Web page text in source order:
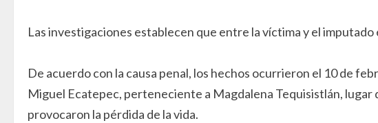
Las investigaciones establecen que entre la víctima y el
De acuerdo con la causa penal, los hechos ocurrieron el 10 de
Miguel Ecatepec, perteneciente a Magdalena Tequisistlán, lugar
provocaron la pérdida de la vida.